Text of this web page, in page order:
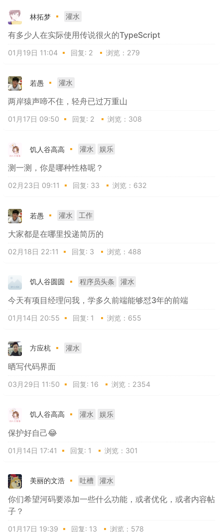
林拓梦 灌水
有多少人在实际使用传说很火的TypeScript
01月19日 11:04 回复: 2 浏览：279
若愚 灌水
两岸猿声啼不住，轻舟已过万重山
01月17日 09:50 回复: 2 浏览：308
饥人谷高高 灌水 娱乐
测一测，你是哪种性格呢？
02月23日 09:11 回复: 33 浏览：632
若愚 灌水 工作
大家都是在哪里投递简历的
02月18日 22:11 回复: 3 浏览：488
饥人谷圆圆 程序员头条 灌水
今天有项目经理问我，学多久前端能够怼3年的前端
01月14日 20:55 回复: 1 浏览：655
方应杭 灌水
晒写代码界面
03月29日 11:50 回复: 16 浏览：2354
饥人谷高高 灌水 娱乐
保护好自己😂
01月14日 17:41 回复: 1 浏览：301
美丽的文浩 吐槽 灌水
你们希望河码要添加一些什么功能，或者优化，或者内容帖
子？
01月17日 19:39 回复: 13 浏览：578